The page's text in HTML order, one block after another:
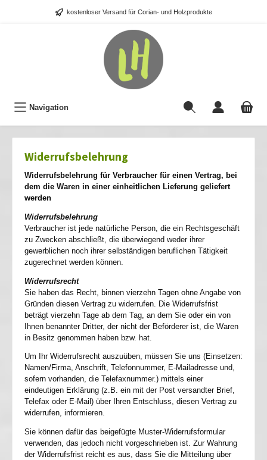
kostenloser Versand für Corian- und Holzprodukte
Navigation
Widerrufsbelehrung
Widerrufsbelehrung für Verbraucher für einen Vertrag, bei
dem die Waren in einer einheitlichen Lieferung geliefert
werden
Widerrufsbelehrung
Verbraucher ist jede natürliche Person, die ein Rechtsgeschäft
zu Zwecken abschließt, die überwiegend weder ihrer
gewerblichen noch ihrer selbständigen beruflichen Tätigkeit
zugerechnet werden können.
Widerrufsrecht
Sie haben das Recht, binnen vierzehn Tagen ohne Angabe von
Gründen diesen Vertrag zu widerrufen. Die Widerrufsfrist
beträgt vierzehn Tage ab dem Tag, an dem Sie oder ein von
Ihnen benannter Dritter, der nicht der Beförderer ist, die Waren
in Besitz genommen haben bzw. hat.
Um Ihr Widerrufsrecht auszuüben, müssen Sie uns (Einsetzen:
Namen/Firma, Anschrift, Telefonnummer, E-Mailadresse und,
sofern vorhanden, die Telefaxnummer.) mittels einer
eindeutigen Erklärung (z.B. ein mit der Post versandter Brief,
Telefax oder E-Mail) über Ihren Entschluss, diesen Vertrag zu
widerrufen, informieren.
Sie können dafür das beigefügte Muster-Widerrufsformular
verwenden, das jedoch nicht vorgeschrieben ist. Zur Wahrung
der Widerrufsfrist reicht es aus, dass Sie die Mitteilung über